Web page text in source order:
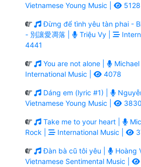
Vietnamese Young Music |
5128
Đừng để tình yêu tàn phai -
- 別讓愛凋落 |
Triệu Vy |
4441
You are not alone |
International Music |
4078
Dáng em (lyric #1) |
Vietnamese Young Music |
3830
Take me to your heart |
Rock |
International Music |
Đàn bà cũ tôi yêu |
Hoàng
Vietnamese Sentimental Music |